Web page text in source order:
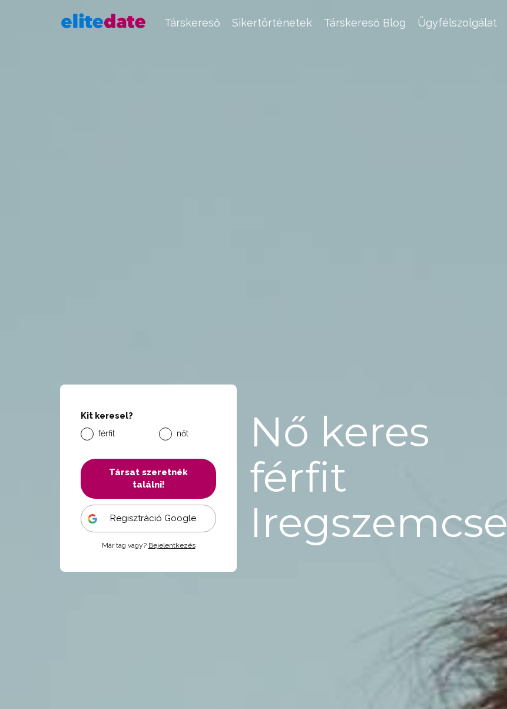
Társkereső Sikertörténetek Társkereső Blog Ügyfélszolgálat
Kit keresel?
férfit
nőt
Társat szeretnék
találni!
Regisztráció Google
Már tag vagy? Bejelentkezés
Nő keres
férfit
Iregszemcse